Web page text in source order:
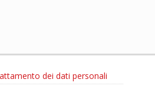
dei dati personali